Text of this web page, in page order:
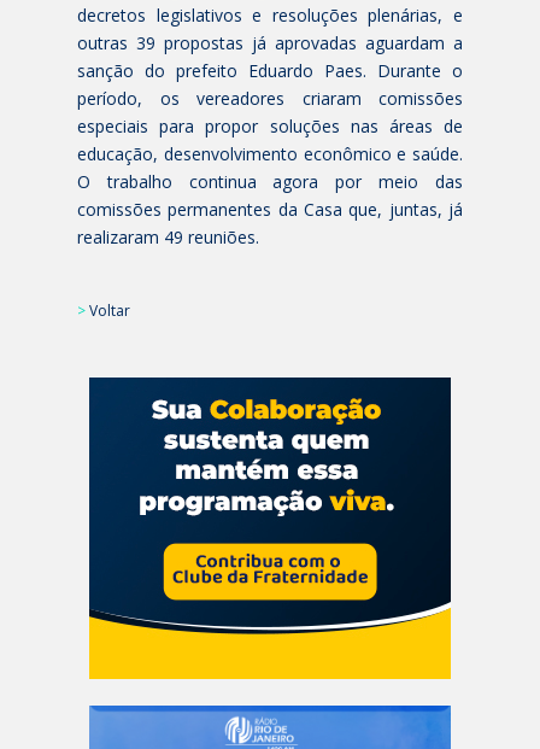
decretos legislativos e resoluções plenárias, e
outras 39 propostas já aprovadas aguardam a
sanção do prefeito Eduardo Paes. Durante o
período, os vereadores criaram comissões
especiais para propor soluções nas áreas de
educação, desenvolvimento econômico e saúde.
O trabalho continua agora por meio das
comissões permanentes da Casa que, juntas, já
realizaram 49 reuniões.
>Voltar